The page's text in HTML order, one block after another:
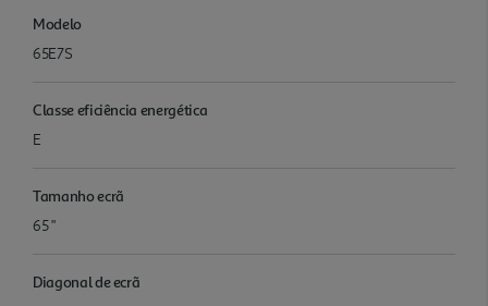
Modelo
65E7S
Classe eficiência energética
E
Tamanho ecrã
65 "
Diagonal de ecrã